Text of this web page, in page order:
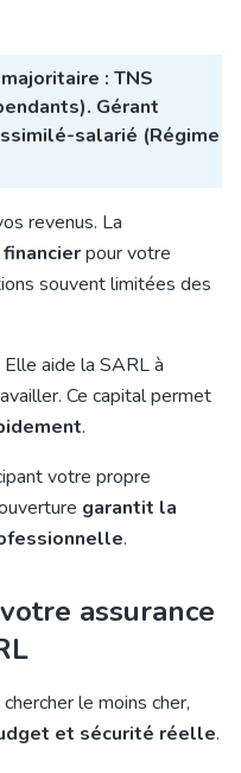
: TNS
Gérant
salarié (Régime
revenus. La
pour votre
souvent limitées des
aide la SARL à
Ce capital permet
.
votre propre
garantit la
.
assurance
le moins cher,
et sécurité réelle.